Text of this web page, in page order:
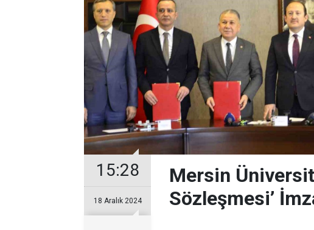
15:28
18 Aralık 2024
Mersin
Sözleşmesi’